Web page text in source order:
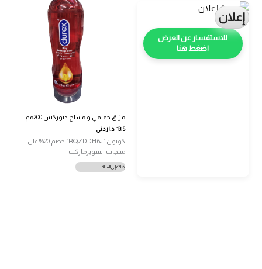
إعلان
للاستفسار عن العرض
اضغط هنا
مزلق حميمي و مساج ديوركس 200مم
13.5 د.اردني
كوبون “RQZDDH6J” خصم 20% على
منتجات السوبرماركت
إضافة إلى السلة